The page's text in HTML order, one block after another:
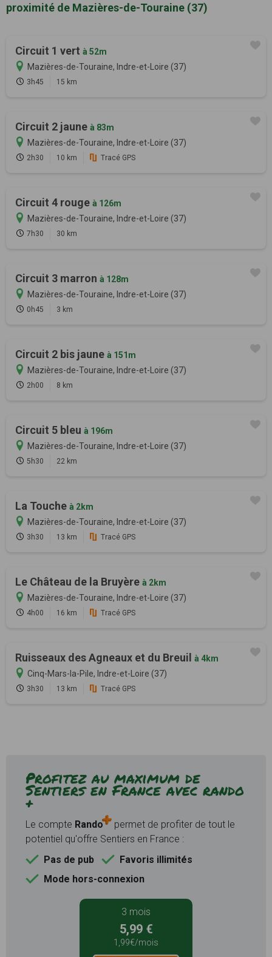
proximité de Mazières-de-Touraine (37)
Circuit 1 vert à 52m
Mazières-de-Touraine, Indre-et-Loire (37)
3h45 15 km
Circuit 2 jaune à 83m
Mazières-de-Touraine, Indre-et-Loire (37)
2h30 10 km Tracé GPS
Circuit 4 rouge à 126m
Mazières-de-Touraine, Indre-et-Loire (37)
7h30 30 km
Circuit 3 marron à 128m
Mazières-de-Touraine, Indre-et-Loire (37)
0h45 3 km
Circuit 2 bis jaune à 151m
Mazières-de-Touraine, Indre-et-Loire (37)
2h00 8 km
Circuit 5 bleu à 196m
Mazières-de-Touraine, Indre-et-Loire (37)
5h30 22 km
La Touche à 2km
Mazières-de-Touraine, Indre-et-Loire (37)
3h30 13 km Tracé GPS
Le Château de la Bruyère à 2km
Mazières-de-Touraine, Indre-et-Loire (37)
4h00 16 km Tracé GPS
Ruisseaux des Agneaux et du Breuil à 4km
Cinq-Mars-la-Pile, Indre-et-Loire (37)
3h30 13 km Tracé GPS
Profitez au maximum de
Sentiers en France avec rando
+
Le compte Rando
permet de profiter de tout le
potentiel qu'offre Sentiers en France :
Pas de pub
Favoris illimités
Mode hors-connexion
3 mois
5,99 €
1,99€/mois